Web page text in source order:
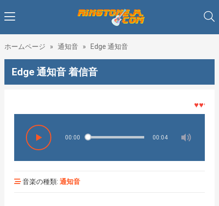
ホームページ » 通知音 » Edge 通知音
Edge 通知音 着信音
♥♥♥着メ
00:00 00:04
音楽の種類: 通知音